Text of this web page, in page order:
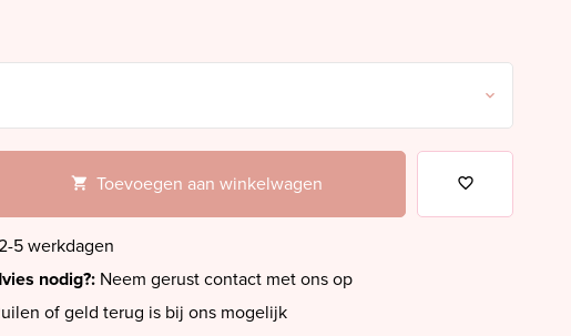
Toevoegen aan winkelwagen
5 werkdagen
nodig?: Neem gerust contact met ons op
of geld terug is bij ons mogelijk